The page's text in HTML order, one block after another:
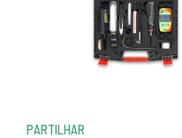
PARTILHAR